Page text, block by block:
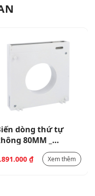
dòng thứ tự
80MM _
₫ Xem thêm